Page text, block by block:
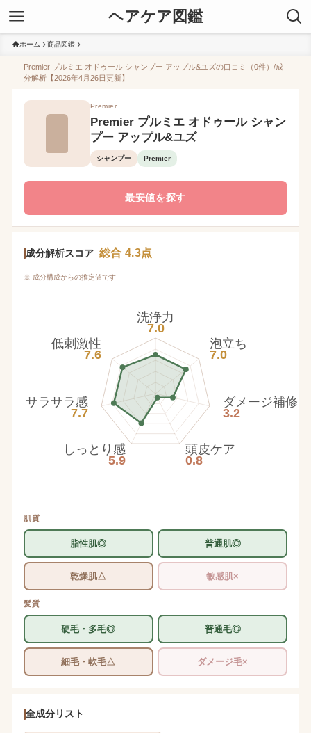
ヘアケア図鑑
ホーム 商品図鑑
Premier プルミエ オドゥール シャンプー アップル&ユズの口コミ（0件）/成
分解析【2026年4月26日更新】
Premier
Premier プルミエ オドゥール シャン
プー アップル&ユズ
シャンプー Premier
最安値を探す
成分解析スコア 総合 4.3点
※ 成分構成からの推定値です
洗浄力
7.0
泡立ち
7.0
ダメージ補修
3.2
頭皮ケア
0.8
しっとり感
5.9
サラサラ感
7.7
低刺激性
7.6
肌質
脂性肌◎ 普通肌◎
乾燥肌△ 敏感肌×
髪質
硬毛・多毛◎ 普通毛◎
細毛・軟毛△ ダメージ毛×
全成分リスト